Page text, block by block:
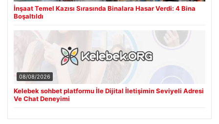
İnşaat Temel Kazısı Sırasında Binalara Hasar Verdi: 4 Bina
Boşaltıldı
08/08/2026
Kelebek sohbet platformu İle Dijital İletişimin Seviyeli Adresi
Ve Chat Deneyimi